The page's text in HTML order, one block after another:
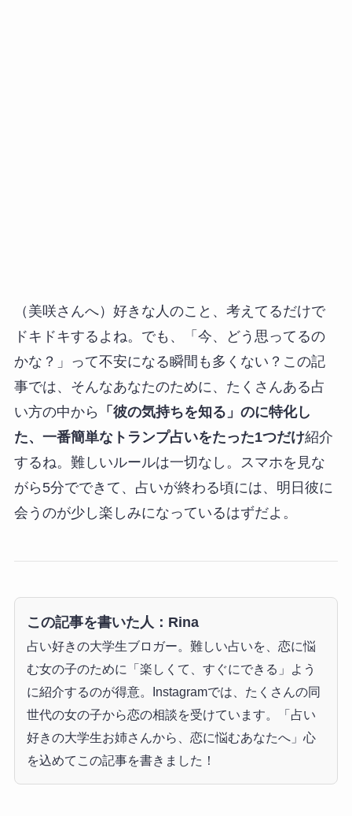
（美咲さんへ）好きな人のこと、考えてるだけで
ドキドキするよね。でも、「今、どう思ってるの
かな？」って不安になる瞬間も多くない？この記
事では、そんなあなたのために、たくさんある占
い方の中から
「彼の気持ちを知る」のに特化し
た、一番簡単なトランプ占いをたった1つだけ紹介
するね。難しいルールは一切なし。スマホを見な
がら5分でできて、占いが終わる頃には、明日彼に
会うのが少し楽しみになっているはずだよ。
この記事を書いた人：Rina
占い好きの大学生ブロガー。難しい占いを、恋に悩
む女の子のために「楽しくて、すぐにできる」よう
に紹介するのが得意。Instagramでは、たくさんの同
世代の女の子から恋の相談を受けています。「占い
好きの大学生お姉さんから、恋に悩むあなたへ」心
を込めてこの記事を書きました！